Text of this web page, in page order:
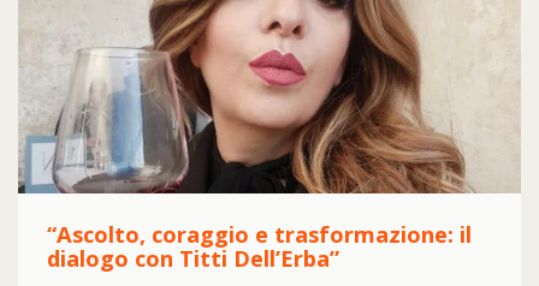
“Ascolto, coraggio e trasformazione: il
dialogo con Titti Dell’Erba”